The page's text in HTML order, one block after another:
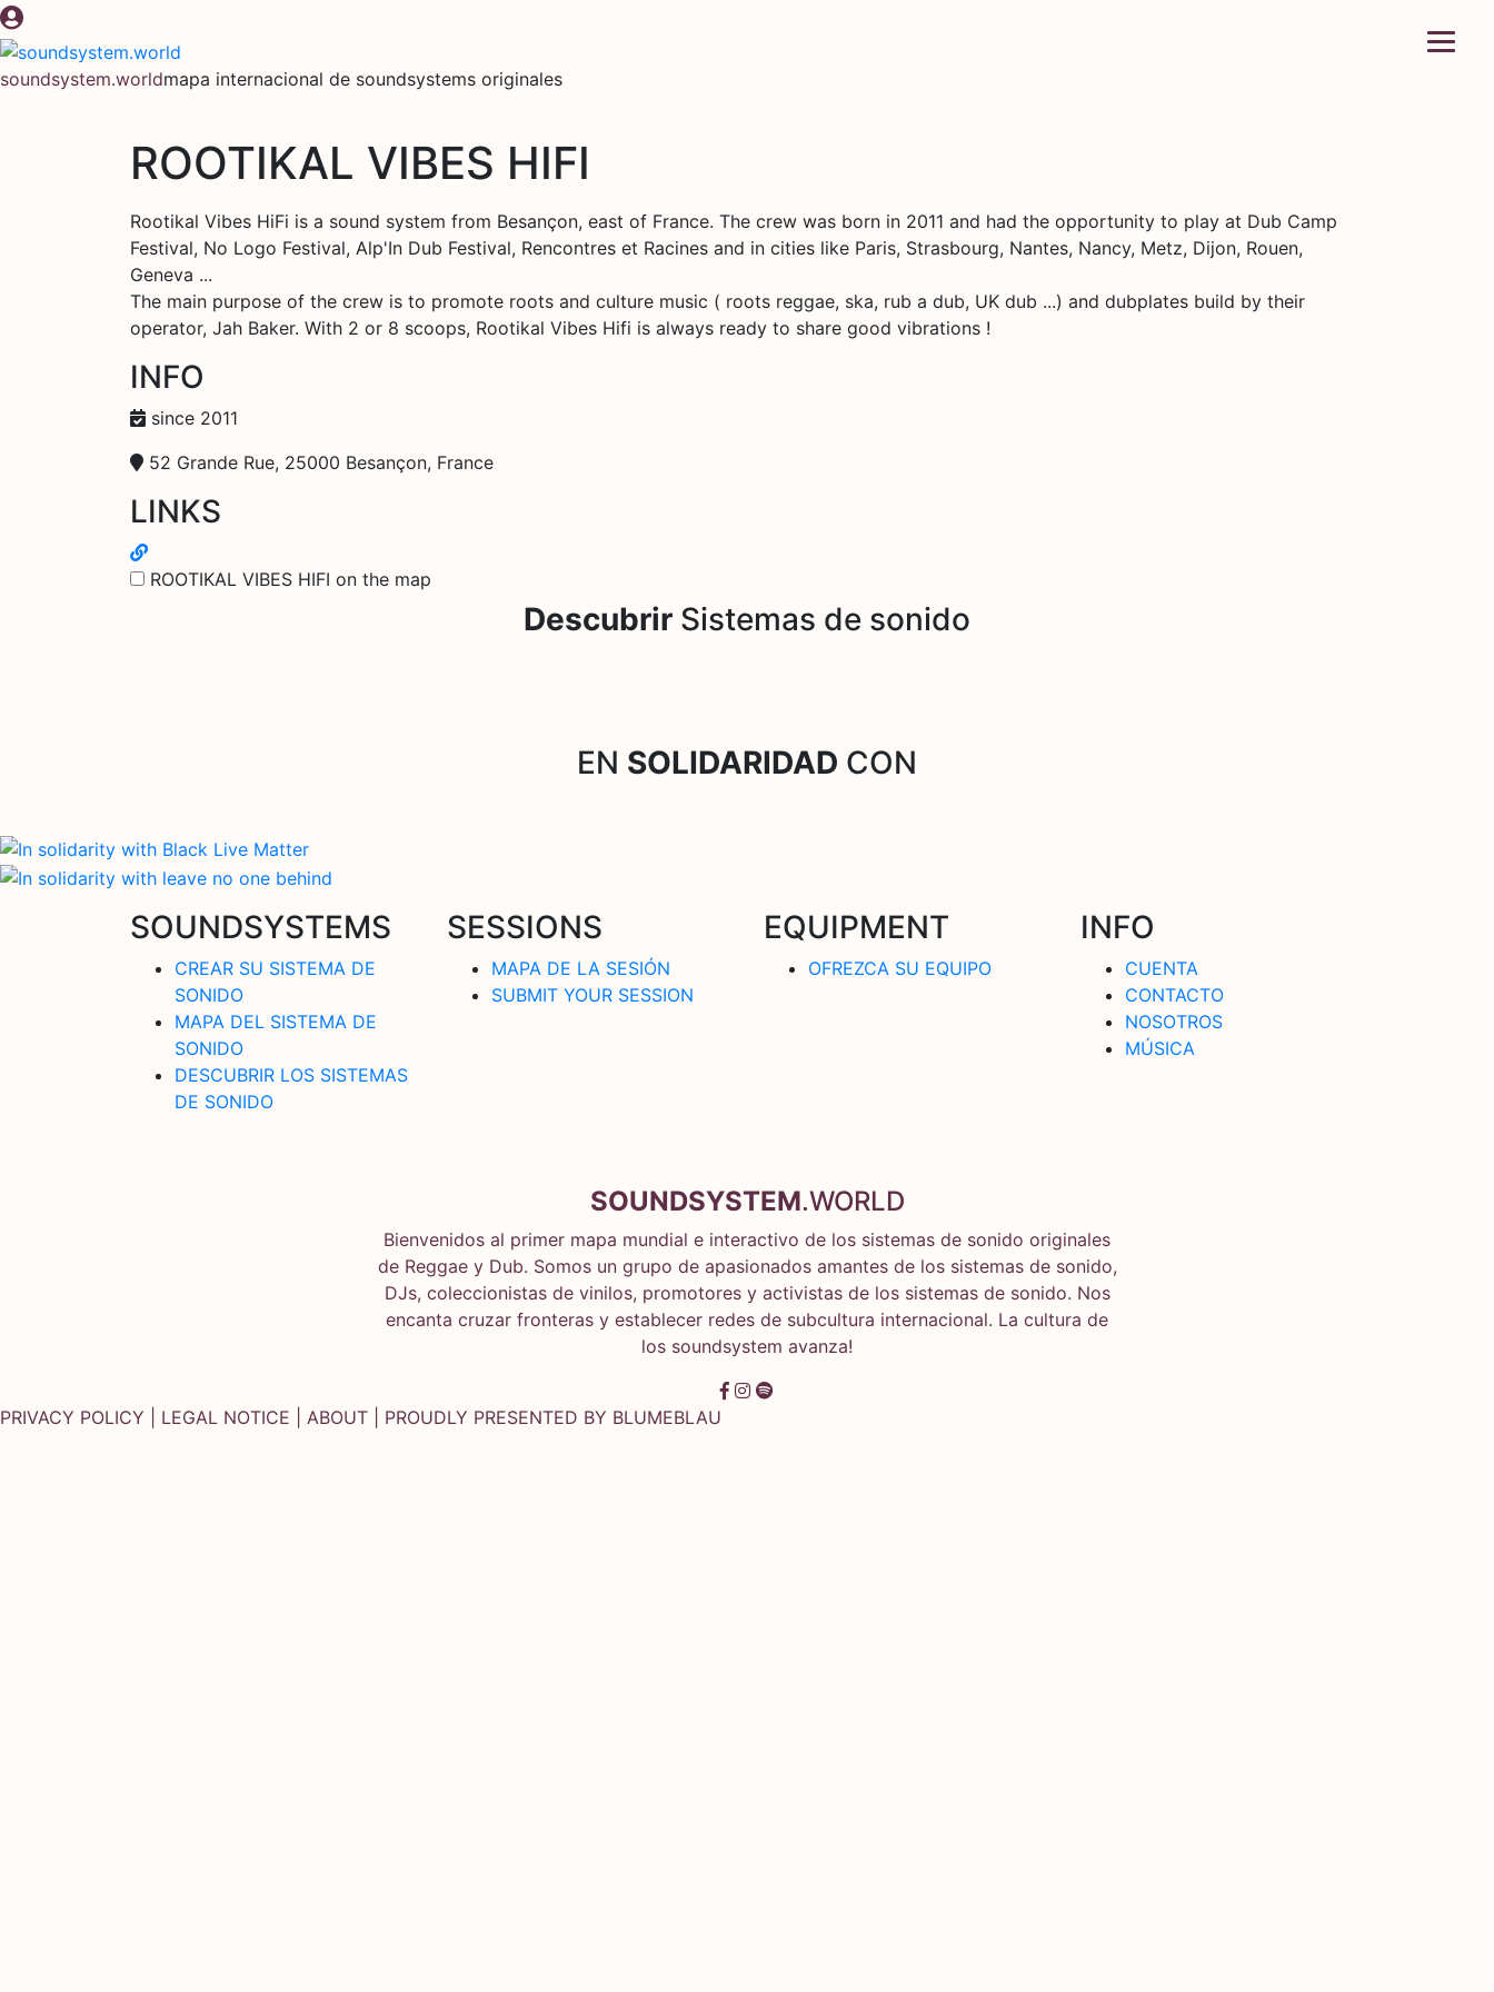
Ir
al
contenido
soundsystem.worldmapa internacional de soundsystems originales
ROOTIKAL VIBES HIFI
Rootikal Vibes HiFi is a sound system from Besançon, east of France. The crew was born in 2011 and had the opportunity to play at Dub Camp
Festival, No Logo Festival, Alp'In Dub Festival, Rencontres et Racines and in cities like Paris, Strasbourg, Nantes, Nancy, Metz, Dijon, Rouen,
Geneva ...
The main purpose of the crew is to promote roots and culture music ( roots reggae, ska, rub a dub, UK dub ...) and dubplates build by their
operator, Jah Baker. With 2 or 8 scoops, Rootikal Vibes Hifi is always ready to share good vibrations !
INFO
since 2011
52 Grande Rue, 25000 Besançon, France
LINKS
ROOTIKAL VIBES HIFI on the map
Descubrir Sistemas de sonido
EN SOLIDARIDAD CON
SOUNDSYSTEMS
CREAR SU SISTEMA DE
SONIDO
MAPA DEL SISTEMA DE
SONIDO
DESCUBRIR LOS SISTEMAS
DE SONIDO
SESSIONS
MAPA DE LA SESIÓN
SUBMIT YOUR SESSION
EQUIPMENT
OFREZCA SU EQUIPO
INFO
CUENTA
CONTACTO
NOSOTROS
MÚSICA
SOUNDSYSTEM.WORLD
Bienvenidos al primer mapa mundial e interactivo de los sistemas de sonido originales
de Reggae y Dub. Somos un grupo de apasionados amantes de los sistemas de sonido,
DJs, coleccionistas de vinilos, promotores y activistas de los sistemas de sonido. Nos
encanta cruzar fronteras y establecer redes de subcultura internacional. La cultura de
los soundsystem avanza!
PRIVACY POLICY LEGAL NOTICE ABOUT | PROUDLY PRESENTED BY BLUMEBLAU